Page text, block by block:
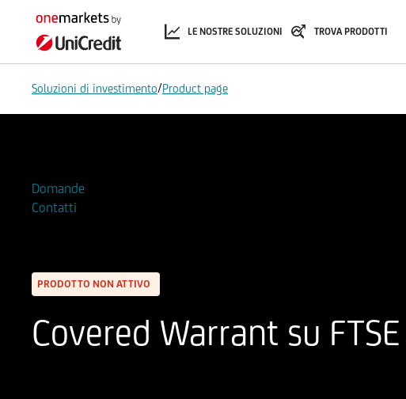
LE NOSTRE SOLUZIONI TROVA PRODOTTI
Soluzioni di investimento/Product page
Domande
Contatti
PRODOTTO NON ATTIVO
Covered Warrant su